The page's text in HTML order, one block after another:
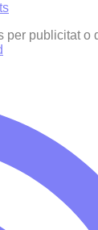
per publicitat o